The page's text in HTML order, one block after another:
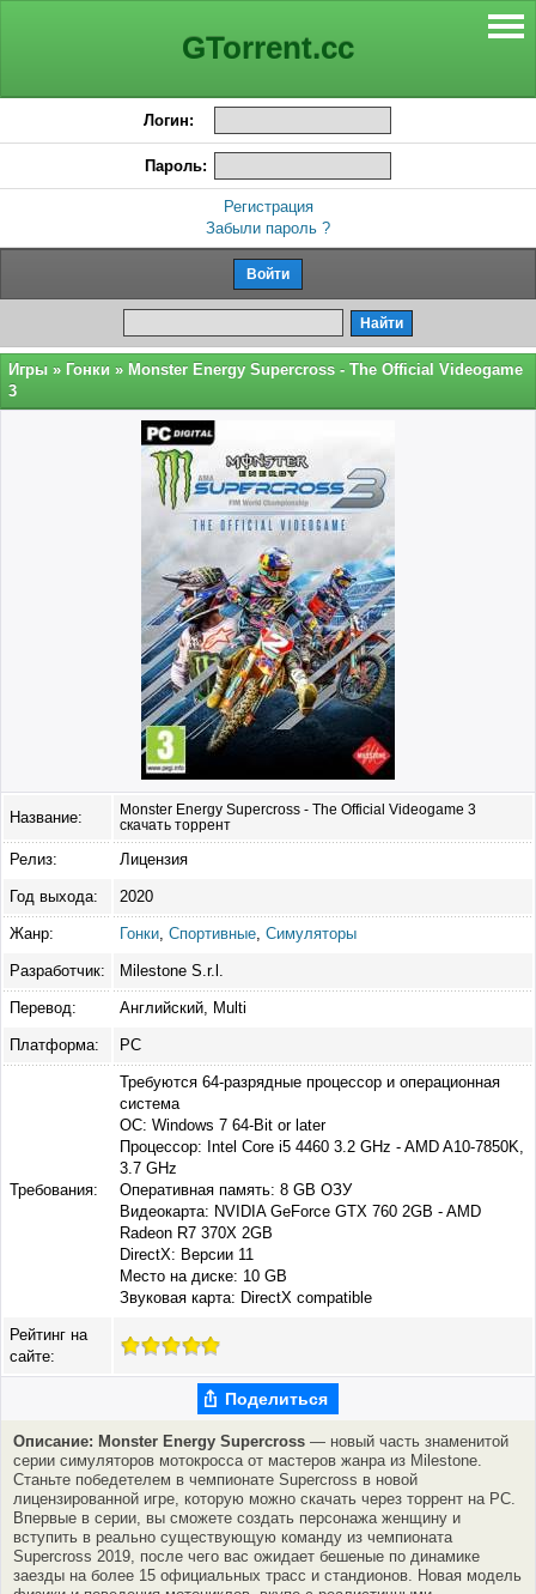
GTorrent.cc
Логин:
Пароль:
Регистрация
Забыли пароль ?
Игры » Гонки » Monster Energy Supercross - The Official Videogame
3
Название:
Monster Energy Supercross - The Official Videogame 3
скачать торрент
Релиз: Лицензия
Год выхода: 2020
Жанр: Гонки Спортивные Симуляторы
Разработчик: Milestone S.r.l.
Перевод: Английский, Multi
Платформа: PC
Требования:
Требуются 64-разрядные процессор и операционная
система
ОС: Windows 7 64-Bit or later
Процессор: Intel Core i5 4460 3.2 GHz - AMD A10-7850K,
3.7 GHz
Оперативная память: 8 GB ОЗУ
Видеокарта: NVIDIA GeForce GTX 760 2GB - AMD
Radeon R7 370X 2GB
DirectX: Версии 11
Место на диске: 10 GB
Звуковая карта: DirectX compatible
Рейтинг на
сайте:
Поделиться
Описание: Monster Energy Supercross — новый часть знаменитой
серии симуляторов мотокросса от мастеров жанра из Milestone.
Станьте победетелем в чемпионате Supercross в новой
лицензированной игре, которую можно скачать через торрент на PC.
Впервые в серии, вы сможете создать персонажа женщину и
вступить в реально существующую команду из чемпионата
Supercross 2019, после чего вас ожидает бешеные по динамике
заезды на более 15 официальных трасс и стандионов. Новая модель